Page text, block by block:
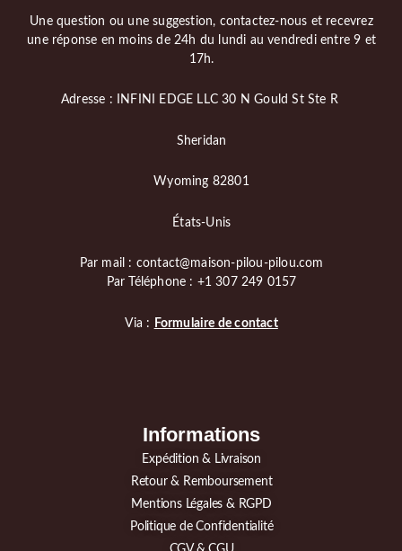
Une question ou une suggestion, contactez-nous et recevrez
une réponse en moins de 24h du lundi au vendredi entre 9 et
17h.
Adresse : INFINI EDGE LLC 30 N Gould St Ste R
Sheridan
Wyoming 82801
États-Unis
Par mail : contact@maison-pilou-pilou.com
Par Téléphone : +1 307 249 0157
Via : Formulaire de contact
Informations
Expédition & Livraison
Retour & Remboursement
Mentions Légales & RGPD
Politique de Confidentialité